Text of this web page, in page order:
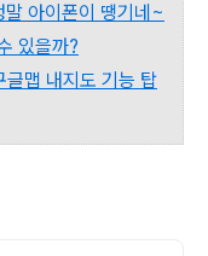
아이폰이 땡기네~
있을까?
맵 내지도 기능 탑